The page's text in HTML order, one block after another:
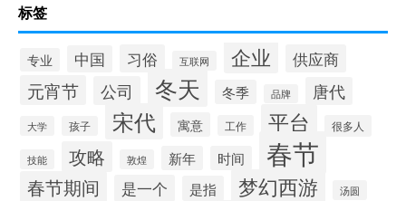
标签
专业 中国 习俗 互联网 企业 供应商
元宵节 公司 冬天 冬季 品牌 唐代
大学 孩子 宋代 寓意 工作 平台 很多人
技能 攻略 敦煌 新年 时间 春节
春节期间 是一个 是指 梦幻西游 汤圆